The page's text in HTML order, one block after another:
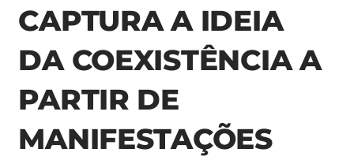
CAPTURA A IDEIA
DA COEXISTÊNCIA A
PARTIR DE
MANIFESTAÇÕES